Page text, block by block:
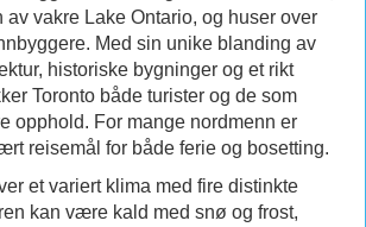
av vakre Lake Ontario, og huser over
Med sin unike blanding av
historiske bygninger og et rikt
Toronto både turister og de som
opphold. For mange nordmenn er
reisemål for både ferie og bosetting.
et variert klima med fire distinkte
kan være kald med snø og frost,